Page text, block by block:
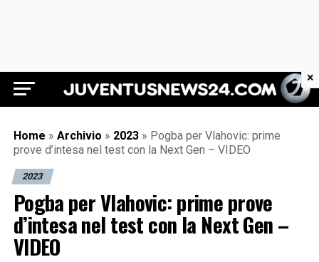
Juventus News 24
Home » Archivio » 2023 » Pogba per Vlahovic: prime
prove d’intesa nel test con la Next Gen – VIDEO
2023
Pogba per Vlahovic: prime prove
d’intesa nel test con la Next Gen –
VIDEO
×